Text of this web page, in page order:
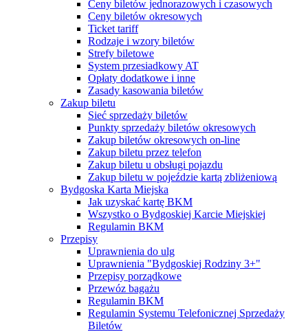
Ceny biletów jednorazowych i czasowych
Ceny biletów okresowych
Ticket tariff
Rodzaje i wzory biletów
Strefy biletowe
System przesiadkowy AT
Opłaty dodatkowe i inne
Zasady kasowania biletów
Zakup biletu
Sieć sprzedaży biletów
Punkty sprzedaży biletów okresowych
Zakup biletów okresowych on-line
Zakup biletu przez telefon
Zakup biletu u obsługi pojazdu
Zakup biletu w pojeździe kartą zbliżeniową
Bydgoska Karta Miejska
Jak uzyskać kartę BKM
Wszystko o Bydgoskiej Karcie Miejskiej
Regulamin BKM
Przepisy
Uprawnienia do ulg
Uprawnienia "Bydgoskiej Rodziny 3+"
Przepisy porządkowe
Przewóz bagażu
Regulamin BKM
Regulamin Systemu Telefonicznej Sprzedaży
Biletów